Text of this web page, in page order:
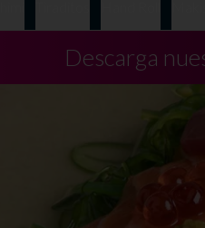
Descarga